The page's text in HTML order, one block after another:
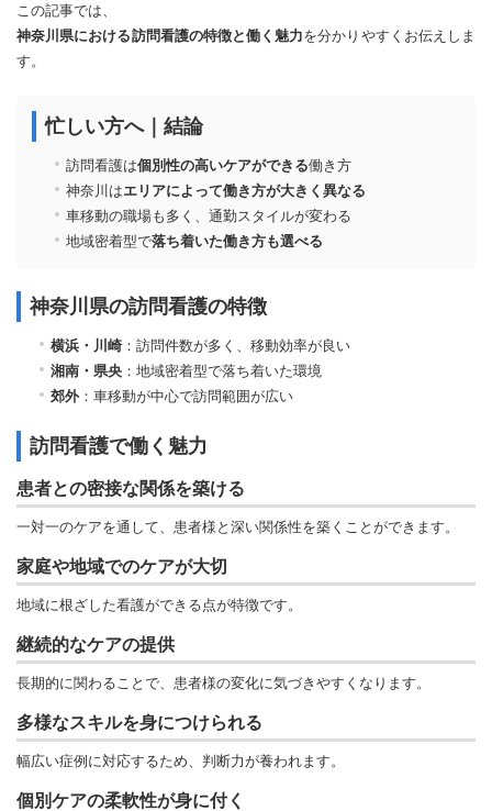
この記事では、
神奈川県における訪問看護の特徴と働く魅力を分かりやすくお伝えしま
す。
忙しい方へ｜結論
訪問看護は個別性の高いケアができる働き方
神奈川はエリアによって働き方が大きく異なる
車移動の職場も多く、通勤スタイルが変わる
地域密着型で落ち着いた働き方も選べる
神奈川県の訪問看護の特徴
横浜・川崎：訪問件数が多く、移動効率が良い
湘南・県央 ：地域密着型で落ち着いた環境
郊外 ：車移動が中心で訪問範囲が広い
訪問看護で働く魅力
患者との密接な関係を築ける
一対一のケアを通して、患者様と深い関係性を築くことができます。
家庭や地域でのケアが大切
地域に根ざした看護ができる点が特徴です。
継続的なケアの提供
長期的に関わることで、患者様の変化に気づきやすくなります。
多様なスキルを身につけられる
幅広い症例に対応するため、判断力が養われます。
個別ケアの柔軟性が身に付く